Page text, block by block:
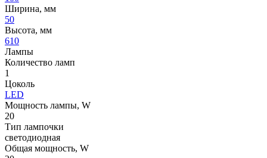
Ширина, мм
50
Высота, мм
610
Лампы
Количество ламп
1
Цоколь
LED
Мощность лампы, W
20
Тип лампочки
светодиодная
Общая мощность, W